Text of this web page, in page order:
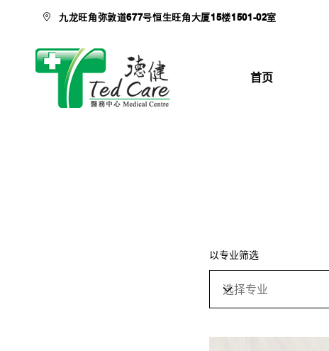
九龙旺角弥敦道677号恒生旺角大厦15楼1501-02室
首页
以专业筛选